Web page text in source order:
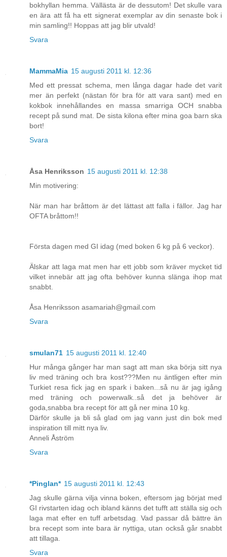
bokhyllan hemma. Vällästa är de dessutom! Det skulle vara
en ära att få ha ett signerat exemplar av din senaste bok i
min samling!! Hoppas att jag blir utvald!
Svara
MammaMia 15 augusti 2011 kl. 12:36
Med ett pressat schema, men långa dagar hade det varit
mer än perfekt (nästan för bra för att vara sant) med en
kokbok innehållandes en massa smarriga OCH snabba
recept på sund mat. De sista kilona efter mina goa barn ska
bort!
Svara
Åsa Henriksson 15 augusti 2011 kl. 12:38
Min motivering:
När man har bråttom är det lättast att falla i fällor. Jag har
OFTA bråttom!!
Första dagen med GI idag (med boken 6 kg på 6 veckor).
Älskar att laga mat men har ett jobb som kräver mycket tid
vilket innebär att jag ofta behöver kunna slänga ihop mat
snabbt.
Åsa Henriksson asamariah@gmail.com
Svara
smulan71 15 augusti 2011 kl. 12:40
Hur många gånger har man sagt att man ska börja sitt nya
liv med träning och bra kost???Men nu äntligen efter min
Turkiet resa fick jag en spark i baken...så nu är jag igång
med träning och powerwalk..så det ja behöver är
goda,snabba bra recept för att gå ner mina 10 kg.
Därför skulle ja bli så glad om jag vann just din bok med
inspiration till mitt nya liv.
Anneli Åström
Svara
*Pinglan* 15 augusti 2011 kl. 12:43
Jag skulle gärna vilja vinna boken, eftersom jag börjat med
GI rivstarten idag och ibland känns det tufft att ställa sig och
laga mat efter en tuff arbetsdag. Vad passar då bättre än
bra recept som inte bara är nyttiga, utan också går snabbt
att tillaga.
Svara